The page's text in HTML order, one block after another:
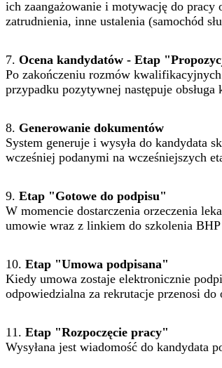
ich zaangażowanie i motywację do pracy
zatrudnienia, inne ustalenia (samochód
7. Ocena kandydatów - Etap
Po zakończeniu rozmów
przypadku pozytywnej następuje
8. Generowanie dokumentów
System generuje i wysyła do kandydata
wcześniej podanymi na wcześniejszych
9. Etap "Gotowe do podpisu"
W momencie dostarczenia orzeczenia
umowie wraz z linkiem do szkolenia
10. Etap "Umowa podpisana"
Kiedy umowa zostaje elektronicznie
odpowiedzialna za rekrutacje przenosi do
11. Etap "Rozpoczęcie pracy"
Wysyłana jest wiadomość do kandydata